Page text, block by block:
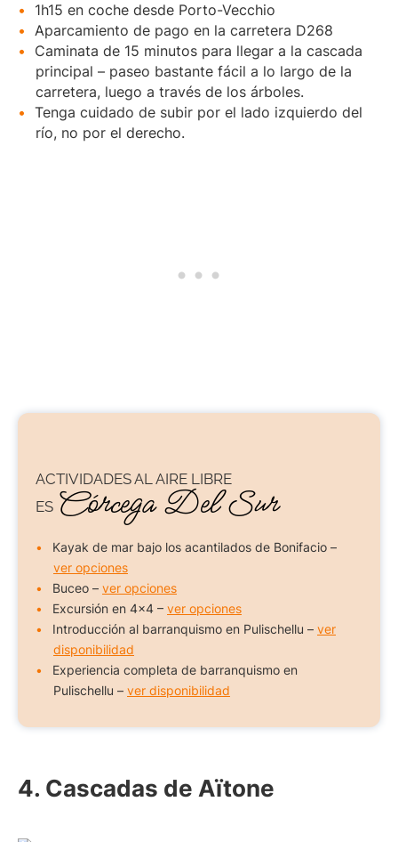
1h15 en coche desde Porto-Vecchio
Aparcamiento de pago en la carretera D268
Caminata de 15 minutos para llegar a la cascada
principal – paseo bastante fácil a lo largo de la
carretera, luego a través de los árboles.
Tenga cuidado de subir por el lado izquierdo del
río, no por el derecho.
ACTIVIDADES AL AIRE LIBRE
ES Córcega Del Sur
Kayak de mar bajo los acantilados de Bonifacio –
ver opciones
Buceo – ver opciones
Excursión en 4×4 – ver opciones
Introducción al barranquismo en Pulischellu – ver
disponibilidad
Experiencia completa de barranquismo en
Pulischellu – ver disponibilidad
4. Cascadas de Aïtone